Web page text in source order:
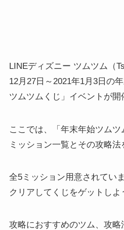
LINEディズニー ツムツム（
12月27日～2021年1月3日の
ツムツムくじ」イベントが開
ここでは、「年末年始ツム
ミッション一覧とその攻略法
全5ミッション用意されてい
クリアしてくじをゲットしよ
攻略におすすめのツム、攻